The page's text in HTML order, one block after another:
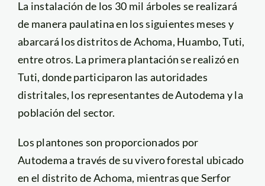
La instalación de los 30 mil árboles se realizará
de manera paulatina en los siguientes meses y
abarcará los distritos de Achoma, Huambo, Tuti,
entre otros. La primera plantación se realizó en
Tuti, donde participaron las autoridades
distritales, los representantes de Autodema y la
población del sector.
Los plantones son proporcionados por
Autodema a través de su vivero forestal ubicado
en el distrito de Achoma, mientras que Serfor